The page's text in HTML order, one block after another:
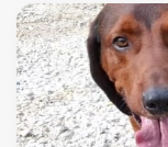
Dans un rayon
Espèce